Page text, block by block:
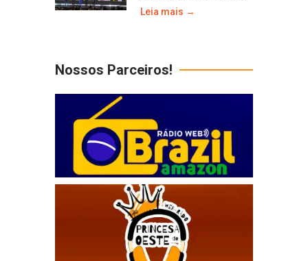
Leia mais →
Nossos Parceiros!